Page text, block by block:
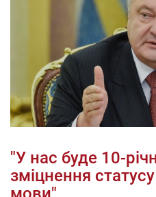
"У нас буде 10-
зміцнення